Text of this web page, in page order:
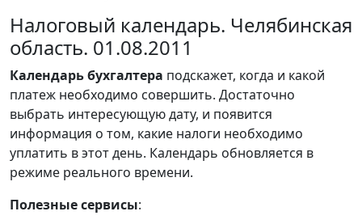
Налоговый календарь. Челябинская
область. 01.08.2011
Календарьбухгалтера подскажет, когда и какой
платеж необходимо совершить. Достаточно
выбрать интересующую дату, и появится
информация о том, какие налоги необходимо
уплатить в этот день. Календарь обновляется в
режиме реального времени.
Полезные сервисы: